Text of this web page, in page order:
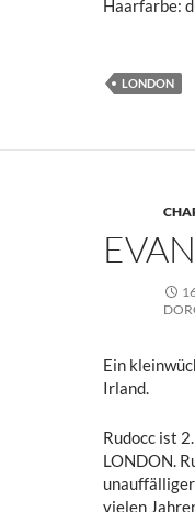
Haarfarbe:
LONDON
Ein
Irland.
Rudocc ist
LONDON.
vielen